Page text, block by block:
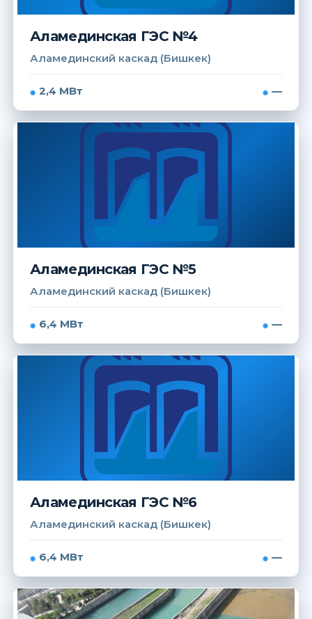
Аламединская ГЭС №4
Аламединский каскад (Бишкек)
2,4 МВт —
Аламединская ГЭС №5
Аламединский каскад (Бишкек)
6,4 МВт —
Аламединская ГЭС №6
Аламединский каскад (Бишкек)
6,4 МВт —